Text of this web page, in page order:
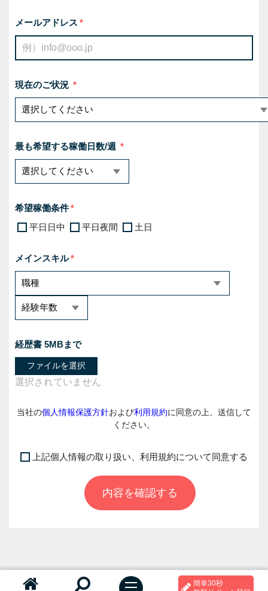
メールアドレス
現在のご状況
最も希望する稼働日数/週
希望稼働条件
平日日中
平日夜間 土日
メインスキル
経歴書 5MBまで
ファイルを選択
当社の個人情報保護方針および利用規約に同意の上、送信して
ください。
上記個人情報の取り扱い、利用規約について同意する
内容を確認する
簡単30秒